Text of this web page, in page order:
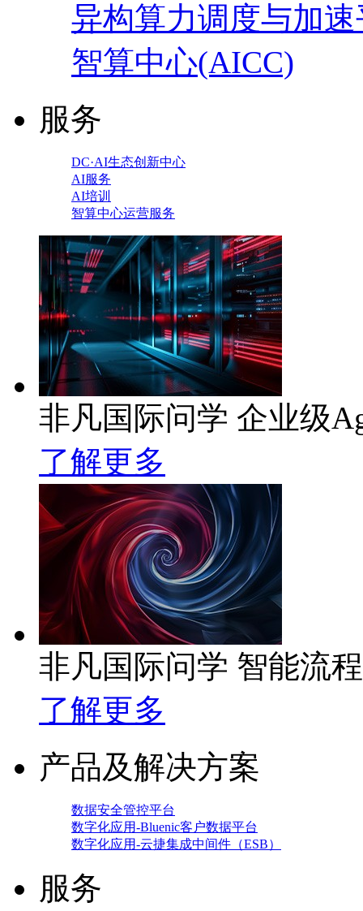
异构算力调度与加
智算中心(AICC)
服务
DC·AI生态创新中心
AI服务
AI培训
智算中心运营服务
非凡国际问学 企业级
了解更多
非凡国际问学 智能流
了解更多
产品及解决方案
数据安全管控平台
数字化应用-Bluenic客户数据平台
数字化应用-云捷集成中间件（ESB）
服务